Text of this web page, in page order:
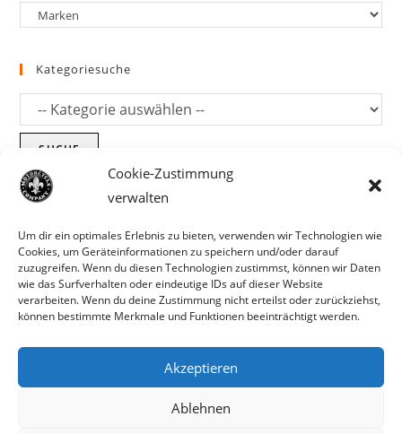
Cookie-Zustimmung
verwalten
Um dir ein optimales Erlebnis zu bieten, verwenden wir Technologien wie
Cookies, um Geräteinformationen zu speichern und/oder darauf
zuzugreifen. Wenn du diesen Technologien zustimmst, können wir Daten
wie das Surfverhalten oder eindeutige IDs auf dieser Website
verarbeiten. Wenn du deine Zustimmung nicht erteilst oder zurückziehst,
können bestimmte Merkmale und Funktionen beeinträchtigt werden.
Akzeptieren
Ablehnen
Parts für Harley Davidson, Indian und
Kategoriesuche
SUCHE